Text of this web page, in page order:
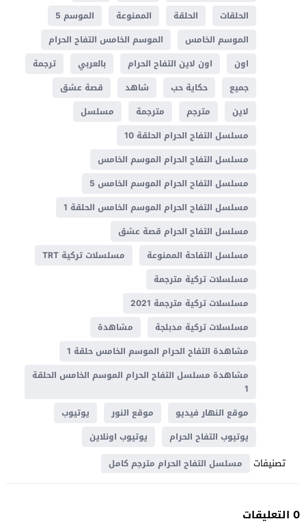
الحلقات
الحلقة الممنوعة
الموسم 5
الموسم الخامس
الموسم الخامس التفاح الحرام
اون
اون لاين التفاح الحرام بالعربي
ترجمة
جميع
حكاية حب شاهد
قصة عشق
لاين
مترجم مترجمة
مسلسل
مسلسل التفاح الحرام الحلقة 10
مسلسل التفاح الحرام الموسم الخامس
مسلسل التفاح الحرام الموسم الخامس 5
مسلسل التفاح الحرام الموسم الخامس الحلقة 1
مسلسل التفاح الحرام قصة عشق
مسلسل التفاحة الممنوعة
مسلسلات تركية TRT
مسلسلات تركية مترجمة
مسلسلات تركية مترجمة 2021
مسلسلات تركية مدبلجة
مشاهدة
مشاهدة التفاح الحرام الموسم الخامس حلقة 1
مشاهدة مسلسل التفاح الحرام الموسم الخامس الحلقة
1
موقع النهار فيديو
موقع النور
يوتيوب
يوتيوب التفاح الحرام
يوتيوب اونلاين
تصنيفات مسلسل التفاح الحرام مترجم كامل
0 التعليقات